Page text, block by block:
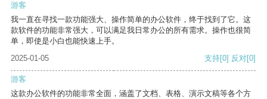
游客
我一直在寻找一款功能强大、操作简单的办公软件，终于找到了它。这
款软件的功能非常强大，可以满足我日常办公的所有需求。操作也很简
单，即使是小白也能快速上手。
2025-01-05
支持[0] 反对[0]
游客
这款办公软件的功能非常全面，涵盖了文档、表格、演示文稿等各个方